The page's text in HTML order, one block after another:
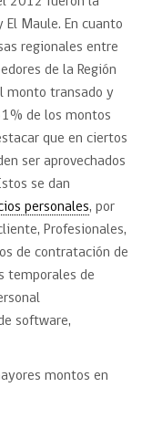
El Maule. En cuanto
regionales entre
de la Región
monto transado y
de los montos
que en ciertos
ser aprovechados
se dan
personales, por
Profesionales,
de contratación de
temporales de
software,
montos en